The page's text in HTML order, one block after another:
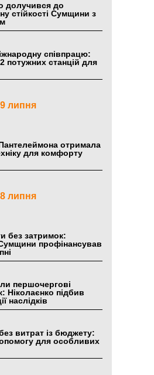
долучився до
стійкості Сумщини з
співпрацю:
потужних станцій для
липня
отримала
для комфорту
липня
без затримок:
профінансував
першочергові
Ніколаєнко підбив
наслідків
витрат із бюджету:
для особливих